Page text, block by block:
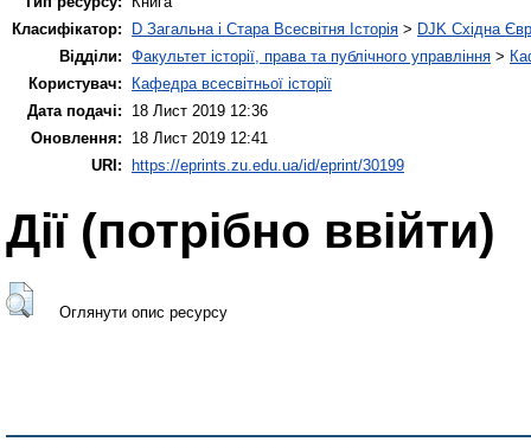
Класифікатор:
D Загальна і Стара Всесвітня Історія > DJK Східна
Відділи: Факультет історії, права та публічного управління >
Користувач:
Кафедра всесвітньої історії
Дата подачі:
18 Лист 2019 12:36
Оновлення:
18 Лист 2019 12:41
URI:
https://eprints.zu.edu.ua/id/eprint/30199
Дії ​​(потрібно ввійти)
Оглянути опис ресурсу